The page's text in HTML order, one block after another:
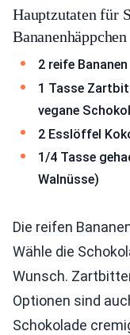
Hauptzutaten für
Bananenhäppchen
2 reife Bananen
1 Tasse
vegane
2 Esslöffel
1/4 Tasse
Walnüsse)
Die reifen
Wähle die
Wunsch.
Optionen sind
Schokolade